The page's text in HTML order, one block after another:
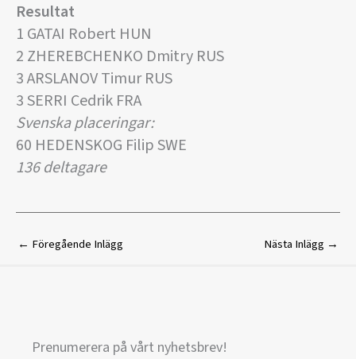
Resultat
1 GATAI Robert HUN
2 ZHEREBCHENKO Dmitry RUS
3 ARSLANOV Timur RUS
3 SERRI Cedrik FRA
Svenska placeringar:
60 HEDENSKOG Filip SWE
136 deltagare
← Föregående Inlägg Nästa Inlägg →
Prenumerera på vårt nyhetsbrev!